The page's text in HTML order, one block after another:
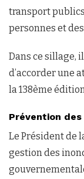
transport
personnes et
Dans ce sillage,
d’accorder une
la 138ème
Prévention
Le Président de
gestion des